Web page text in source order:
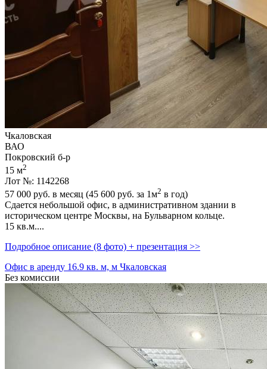
Чкаловская
ВАО
Покровский б-р
15 м2
Лот №: 1142268
57 000 руб. в месяц (45 600 руб. за 1м2 в год)
Сдается небольшой офис,­ в административном здании в
историческом центре Москвы,­ на Бульварном кольце.
15 кв.м....
Подробное описание (8 фото) + презентация >>
Офис в аренду 16.9 кв. м, м Чкаловская
Без комиссии